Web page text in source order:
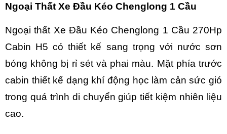
Ngoại Thất Xe Đầu Kéo Chenglong 1 Cầu
Ngoại thất Xe Đầu Kéo Chenglong 1 Cầu 270Hp
Cabin H5 có thiết kế sang trọng với nước sơn
bóng không bị rỉ sét và phai màu. Mặt phía trước
cabin thiết kế dạng khí động học làm cản sức gió
trong quá trình di chuyển giúp tiết kiệm nhiên liệu
cao.